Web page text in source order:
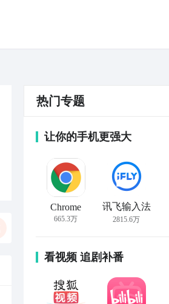
热门专题
让你的手机更强大
Chrome
665.3万
讯飞输入法
2815.6万
看视频 追剧补番